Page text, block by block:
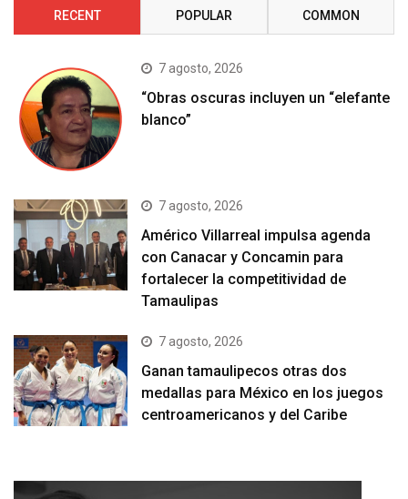
RECENT POPULAR COMMON
7 agosto, 2026
“Obras oscuras incluyen un “elefante
blanco”
7 agosto, 2026
Américo Villarreal impulsa agenda
con Canacar y Concamin para
fortalecer la competitividad de
Tamaulipas
7 agosto, 2026
Ganan tamaulipecos otras dos
medallas para México en los juegos
centroamericanos y del Caribe